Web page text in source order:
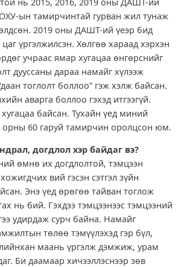
ын тамирчинтай гурван жил тунаж
2019 оны ДАШТ-ий үеэр бид
үргэлжилсэн. Хөлгөө хараад хэрхэн
учраас ямар хугацаа өнгөрснийг
дууссаны дараа намайг хүлээж
тоглолт боллоо” гэж хэлж байсан.
аварга боллоо гэхэд итгээгүй.
байсан. Тухайн үед миний
орны 60 гаруй тамирчин оролцсон юм.
догдлол хэр байдаг вэ?
өмнө их догдлолтой, тэмцээн
вий гэсэн сэтгэл зүйн
Энэ үед өрөгөө тайван тоглож
нь бий. Гэхдээ тэмцээнээс тэмцээний
удирдаж сурч байна. Намайг
төлөө тэмүүлэхэд гэр бүл,
маань үргэлж дэмжиж, урам
Би даамаар хичээллэснээр зөв